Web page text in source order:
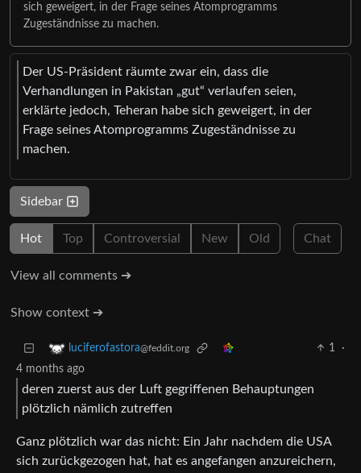
sich geweigert, in der Frage seines Atomprogramms
Zugeständnisse zu machen.
Der US-Präsident räumte zwar ein, dass die
Verhandlungen in Pakistan „gut“ verlaufen seien,
erklärte jedoch, Teheran habe sich geweigert, in der
Frage seines Atomprogramms Zugeständnisse zu
machen.
Sidebar
Hot Top Controversial New Old Chat
View all comments ➔
Show context ➔
luciferofastora@feddit.org 1
·
4 months ago
deren zuerst aus der Luft gegriffenen Behauptungen
plötzlich nämlich zutreffen
Ganz plötzlich war das nicht: Ein Jahr nachdem die USA
sich zurückgezogen hat, hat es angefangen anzureichern,